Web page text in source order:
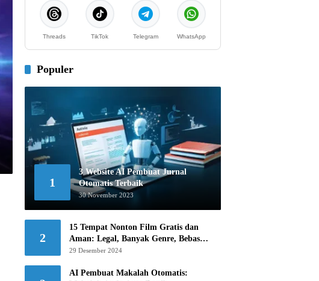
Threads TikTok Telegram WhatsApp
Populer
1
3 Website AI Pembuat Jurnal
Otomatis Terbaik
30 November 2023
2
15 Tempat Nonton Film Gratis dan
Aman: Legal, Banyak Genre, Bebas
Khawatir!
29 Desember 2024
AI Pembuat Makalah Otomatis: